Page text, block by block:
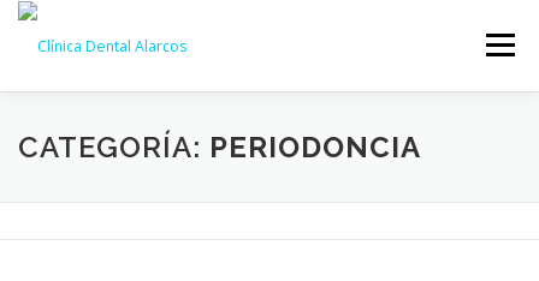
Saltar
contenido
Menú
NOSOTROS TRATAMIENTOS GALERÍA
CATEGORÍA: PERIODONCIA